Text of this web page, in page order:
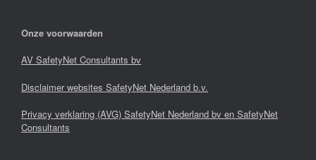
Onze voorwaarden
AV SafetyNet Consultants bv
Disclaimer websites SafetyNet Nederland b.v.
Privacy verklaring (AVG) SafetyNet Nederland bv en SafetyNet
Consultants